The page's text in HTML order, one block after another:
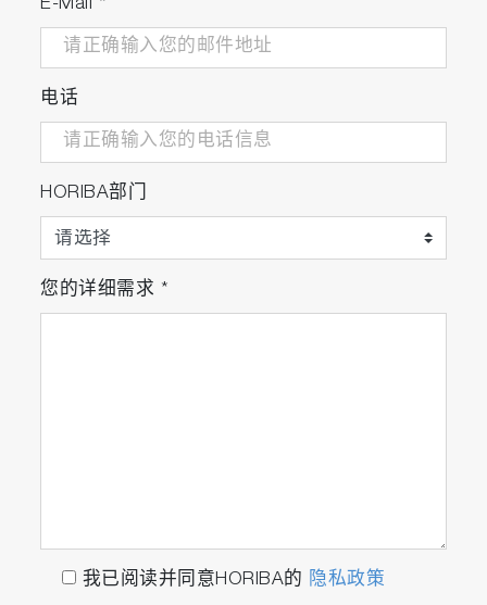
E-Mail *
电话
HORIBA部门
您的详细需求 *
我已阅读并同意HORIBA的 隐私政策